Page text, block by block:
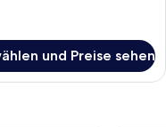
und Preise sehen